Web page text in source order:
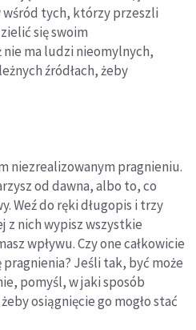
tych, którzy przeszli
się swoim
ma ludzi nieomylnych,
źródłach, żeby
niezrealizowanym pragnieniu.
od dawna, albo to, co
Weź do ręki długopis i trzy
z nich wypisz wszystkie
wpływu. Czy one całkowicie
Jeśli tak, być może
pomyśl, w jaki sposób
osiągnięcie go mogło stać